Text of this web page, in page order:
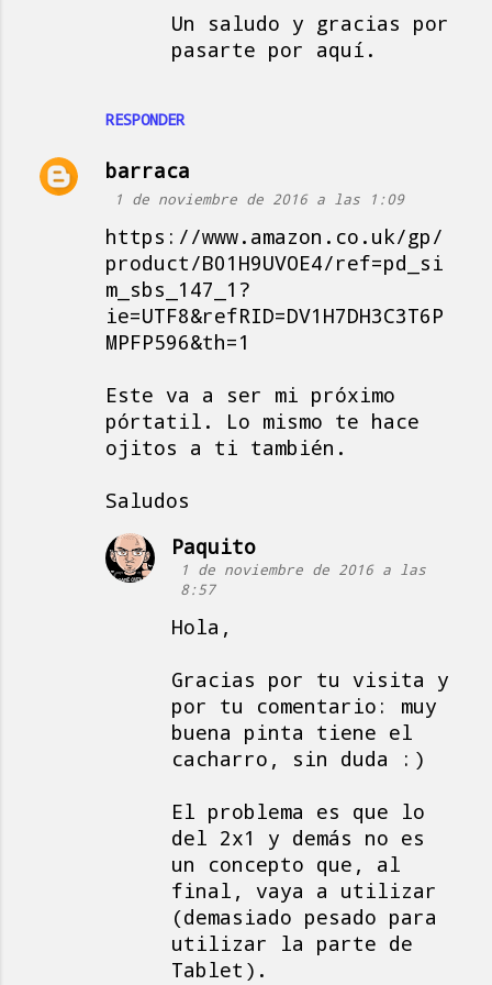
RESPONDER
Un saludo y gracias por
pasarte por aquí.
barraca
1 de noviembre de 2016 a las 1:09
https://www.amazon.co.uk/gp/
product/B01H9UVOE4/ref=pd_si
m_sbs_147_1?
ie=UTF8&refRID=DV1H7DH3C3T6P
MPFP596&th=1
Este va a ser mi próximo
pórtatil. Lo mismo te hace
ojitos a ti también.
Saludos
Paquito
1 de noviembre de 2016 a las
8:57
Hola,
Gracias por tu visita y
por tu comentario: muy
buena pinta tiene el
cacharro, sin duda :)
El problema es que lo
del 2x1 y demás no es
un concepto que, al
final, vaya a utilizar
(demasiado pesado para
utilizar la parte de
Tablet).